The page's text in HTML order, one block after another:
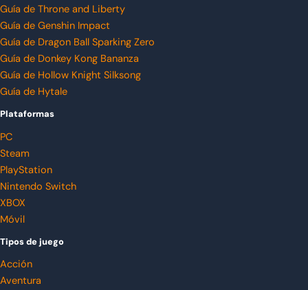
Guía de Throne and Liberty
Guía de Genshin Impact
Guía de Dragon Ball Sparking Zero
Guía de Donkey Kong Bananza
Guía de Hollow Knight Silksong
Guía de Hytale
Plataformas
PC
Steam
PlayStation
Nintendo Switch
XBOX
Móvil
Tipos de juego
Acción
Aventura